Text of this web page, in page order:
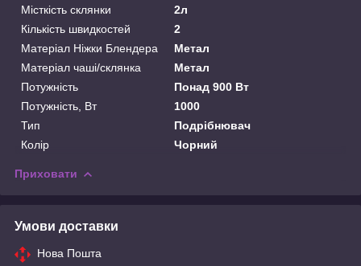
Місткість склянки
2л
Кількість швидкостей
2
Матеріал Ніжки Блендера
Метал
Матеріал чаші/склянка
Метал
Потужність
Понад 900 Вт
Потужність, Вт
1000
Тип
Подрібнювач
Колір
Чорний
Приховати
Умови доставки
Нова Пошта